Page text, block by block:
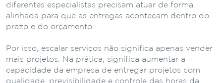
diferentes especialistas precisam atuar de forma
alinhada para que as entregas aconteçam dentro do
prazo e do orçamento.
Por isso, escalar serviços não significa apenas vender
mais projetos. Na prática, significa aumentar a
capacidade da empresa de entregar projetos com
qualidade, previsibilidade e controle das horas da